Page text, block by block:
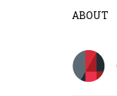
ABOUT